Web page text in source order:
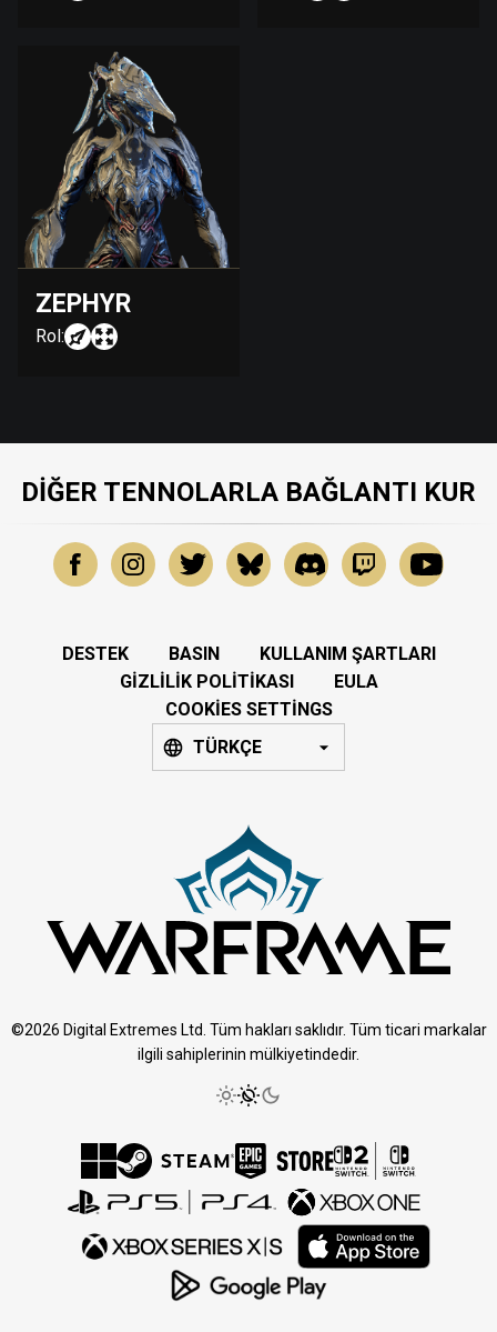
ZEPHYR
Rol:
DIĞER TENNOLARLA BAĞLANTI KUR
DESTEK BASIN
KULLANIM ŞARTLARI
GIZLILIK POLITIKASI
EULA
COOKIES SETTINGS
TÜRKÇE
©2026 Digital Extremes Ltd. Tüm hakları saklıdır. Tüm ticari markalar
ilgili sahiplerinin mülkiyetindedir.